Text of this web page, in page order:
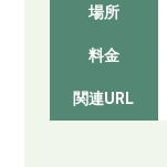
場所
料金
関連URL